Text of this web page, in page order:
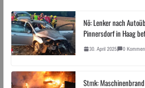
Nö: Lenker nach
Pinnersdorf in Haag
30. April 2025 0
Stmk: